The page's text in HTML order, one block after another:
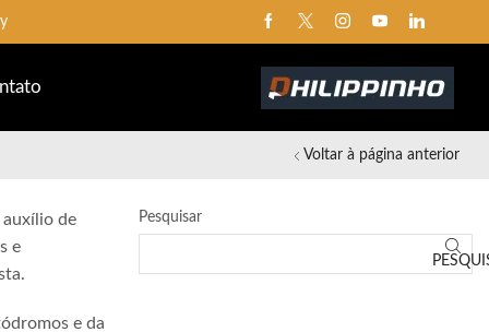
Voltar à página anterior
auxílio de
e
e da
Pesquisar